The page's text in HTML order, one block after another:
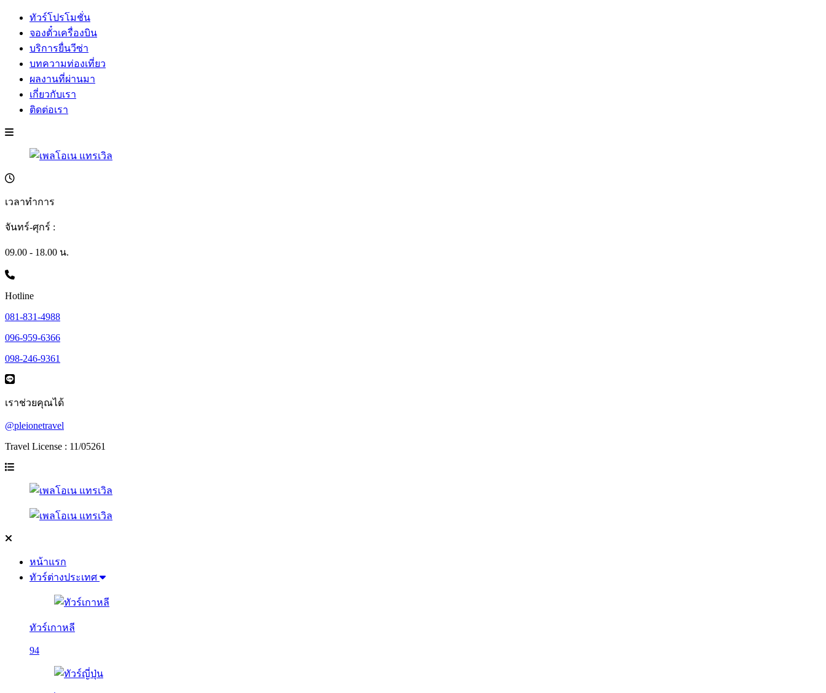
ทัวร์โปรโมชั่น
จองตั๋วเครื่องบิน
บริการยื่นวีซ่า
บทความท่องเที่ยว
ผลงานที่ผ่านมา
เกี่ยวกับเรา
ติดต่อเรา
เวลาทำการ
จันทร์-ศุกร์ :
09.00 - 18.00 น.
Hotline
081-831-4988
096-959-6366
098-246-9361
เราช่วยคุณได้
@pleionetravel
Travel License : 11/05261
หน้าแรก
ทัวร์ต่างประเทศ
ทัวร์เกาหลี
94